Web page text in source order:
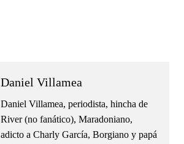
Daniel Villamea
Daniel Villamea, periodista, hincha de
River (no fanático), Maradoniano,
adicto a Charly García, Borgiano y papá